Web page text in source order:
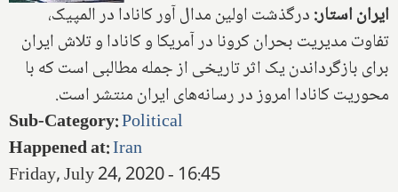
ایران استار:درگذشت اولین مدال آور کانادا در المپیک،
تفاوت مدیریت بحران کرونا در آمریکا و کانادا و تلاش ایران
برای بازگرداندن یک اثر تاریخی از جمله مطالبی است که با
محوریت کانادا امروز در رسانه‌های ایران منتشر است.
Sub-Category:Political
Happened at:Iran
Friday, July 24, 2020 - 16:45